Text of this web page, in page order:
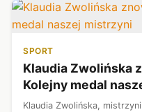
SPORT
Klaudia Zwolińska
Kolejny medal
Klaudia Zwolińska,